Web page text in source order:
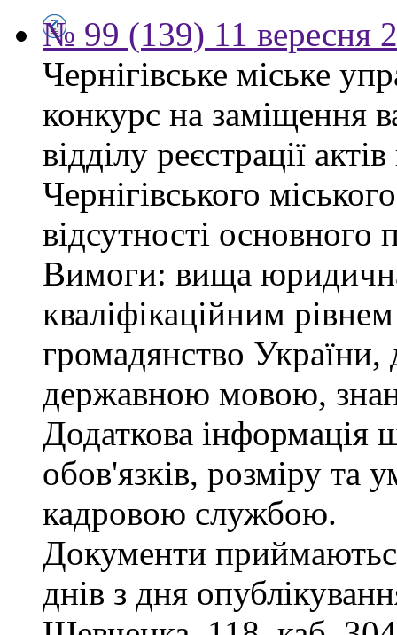
№ 99 (139) 11 вересня
Чернігівське міське
конкурс на заміщення
відділу реєстрації
Чернігівського
відсутності основного
Вимоги: вища юридична
кваліфікаційним
громадянство України,
державною мовою,
Додаткова інформація
обов'язків, розміру та
кадровою службою.
Документи
днів з дня